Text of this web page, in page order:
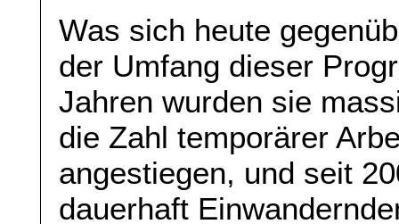
Was sich heute
der Umfang dieser
Jahren wurden sie
die Zahl temporärer
angestiegen, und seit
dauerhaft